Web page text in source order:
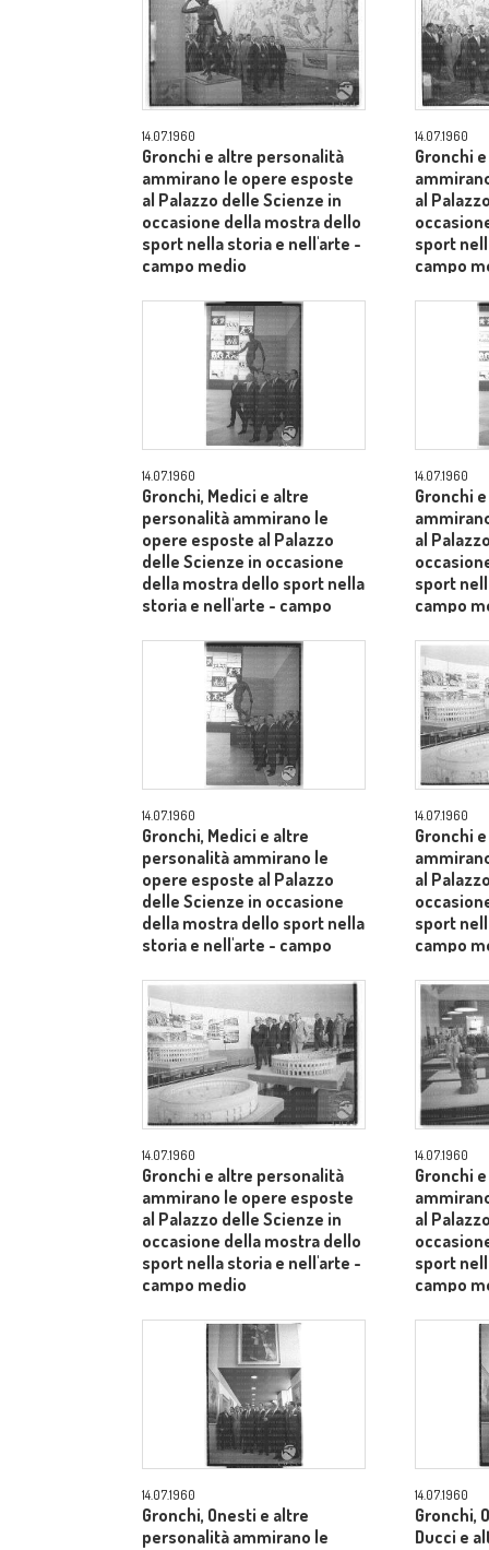
14.07.1960
Gronchi e altre personalità
ammirano le opere esposte
al Palazzo delle Scienze in
occasione della mostra dello
sport nella storia e nell'arte -
campo medio
14.07.1960
Gronchi
al
sport
campo
14.07.1960
Gronchi, Medici e altre
personalità ammirano le
opere esposte al Palazzo
delle Scienze in occasione
della mostra dello sport nella
storia e nell'arte - campo
14.07.1960
Gronchi
al
sport
campo
14.07.1960
Gronchi, Medici e altre
personalità ammirano le
opere esposte al Palazzo
delle Scienze in occasione
della mostra dello sport nella
storia e nell'arte - campo
14.07.1960
Gronchi
al
sport
campo
14.07.1960
Gronchi e altre personalità
ammirano le opere esposte
al Palazzo delle Scienze in
occasione della mostra dello
sport nella storia e nell'arte -
campo medio
14.07.1960
Gronchi
al
sport
campo
14.07.1960
Gronchi, Onesti e altre
personalità ammirano le
14.07.1960
Gronchi,
Ducci e